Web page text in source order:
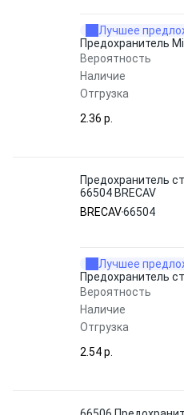
Лучшее
Предохранитель
Вероятность
Наличие
Отгрузка
2.36 p.
Предохранитель
66504 BRECAV
BRECAV66504
Лучшее
Предохранитель
Вероятность
Наличие
Отгрузка
2.54 p.